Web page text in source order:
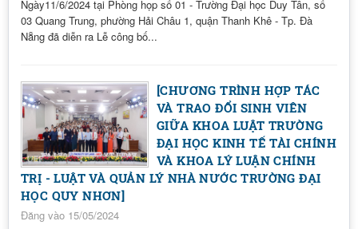
Ngày11/6/2024 tại Phòng họp số 01 - Trường Đại học Duy Tân, số
03 Quang Trung, phường Hải Châu 1, quận Thanh Khê - Tp. Đà
Nẵng đã diễn ra Lễ công bố...
[CHƯƠNG TRÌNH HỢP TÁC
VÀ TRAO ĐỔI SINH VIÊN
GIỮA KHOA LUẬT TRƯỜNG
ĐẠI HỌC KINH TẾ TÀI CHÍNH
VÀ KHOA LÝ LUẬN CHÍNH
TRỊ - LUẬT VÀ QUẢN LÝ NHÀ NƯỚC TRƯỜNG ĐẠI
HỌC QUY NHƠN]
Đăng vào 15/05/2024